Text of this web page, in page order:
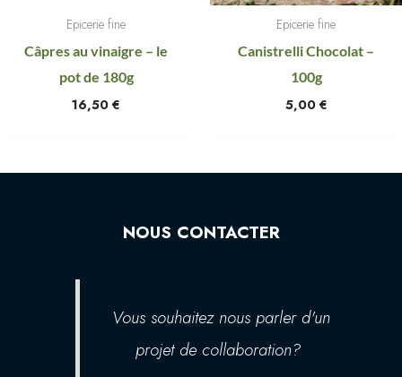
Epicerie fine
Câpres au vinaigre – le
pot de 180g
16,50 €
Epicerie fine
Canistrelli Chocolat –
100g
5,00 €
NOUS CONTACTER
Vous souhaitez nous parler d'un
projet de collaboration?